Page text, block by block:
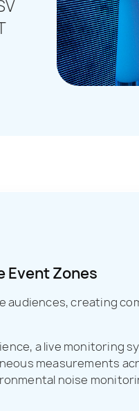
Event Zones
audiences, creating
a live monitoring
measurements
noise